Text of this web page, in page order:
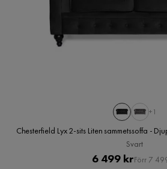
+1
Chesterfield Lyx 2-sits Liten sammetssoffa -
Svart
Pris
6 499 krOriginal
Förr 7